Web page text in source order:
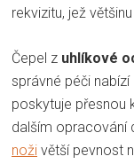
rekvizitu, jež
Čepel z uhlíkové
správné péči
poskytuje přesnou
dalším opracování
noži větší pevnost